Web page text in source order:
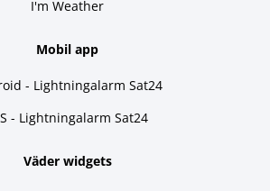
I'm Weather
Mobil app
- Lightningalarm Sat24
- Lightningalarm Sat24
Väder widgets